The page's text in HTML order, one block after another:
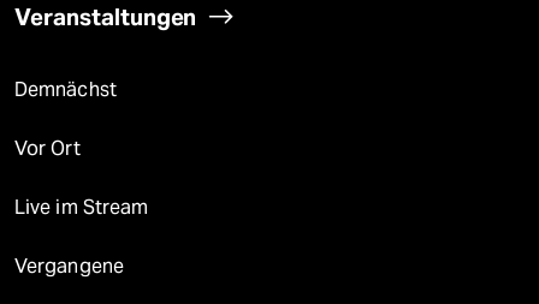
Veranstaltungen
Demnächst
Vor Ort
Live im Stream
Vergangene